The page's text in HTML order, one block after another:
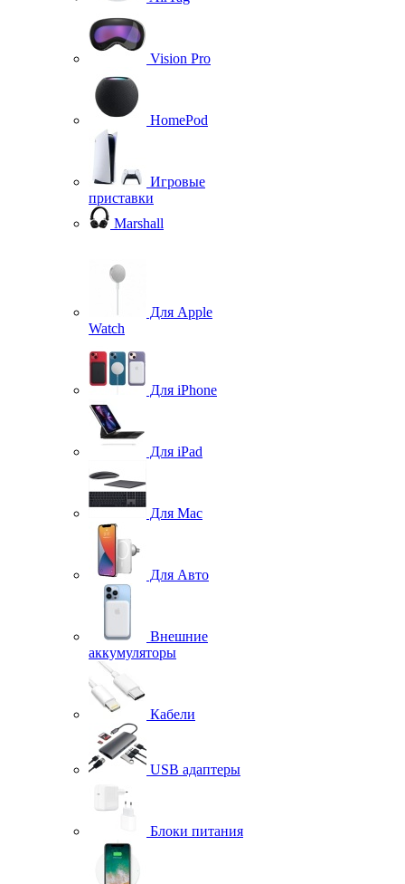
Vision Pro
HomePod
Игровые
приставки
Marshall
Для Apple
Watch
Для iPhone
Для iPad
Для Mac
Для Авто
Внешние
аккумуляторы
Кабели
USB адаптеры
Блоки питания